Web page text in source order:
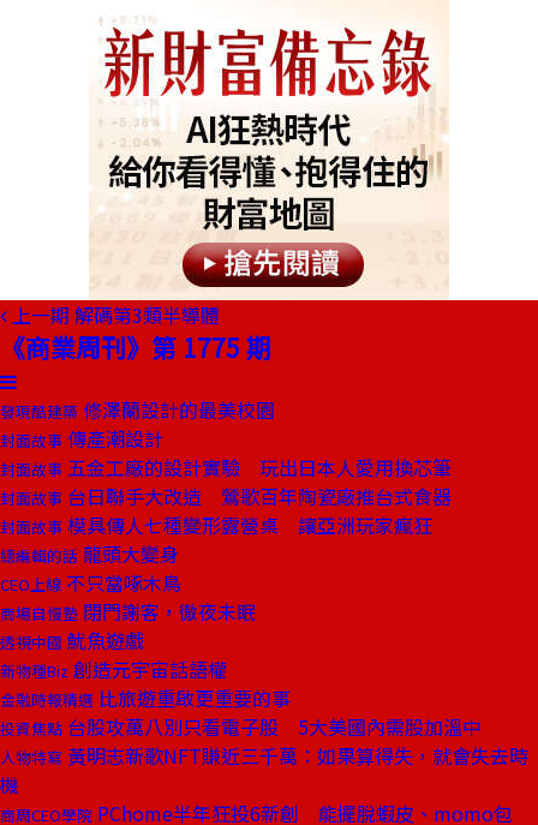
上一期 解碼第3類半導體
《商業周刊》第 1775 期
發現酷建築 修澤蘭設計的最美校園
封面故事 傳產潮設計
封面故事 五金工廠的設計實驗 玩出日本人愛用換芯筆
封面故事 台日聯手大改造 鶯歌百年陶瓷廠推台式食器
封面故事 模具傳人七種變形露營桌 讓亞洲玩家瘋狂
總編輯的話 龍頭大變身
CEO上線 不只當啄木鳥
商場自慢塾 閉門謝客，徹夜未眠
透視中國 魷魚遊戲
新物種Biz 創造元宇宙話語權
金融時報精選 比旅遊重啟更重要的事
投資焦點 台股攻萬八別只看電子股 5大美國內需股加溫中
人物特寫 黃明志新歌NFT賺近三千萬：如果算得失，就會失去時
機
商周CEO學院 PChome半年狂投6新創 能擺脫蝦皮、momo包